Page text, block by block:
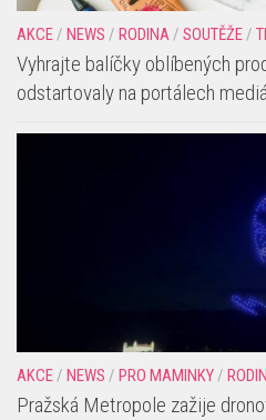
AKCE/ NEWS / RODINA/ SOUTĚŽE/
Vyhrajte balíčky oblíbených
odstartovaly na portálech
AKCE/ NEWS / PRO MAMINKY/
Pražská Metropole zažije